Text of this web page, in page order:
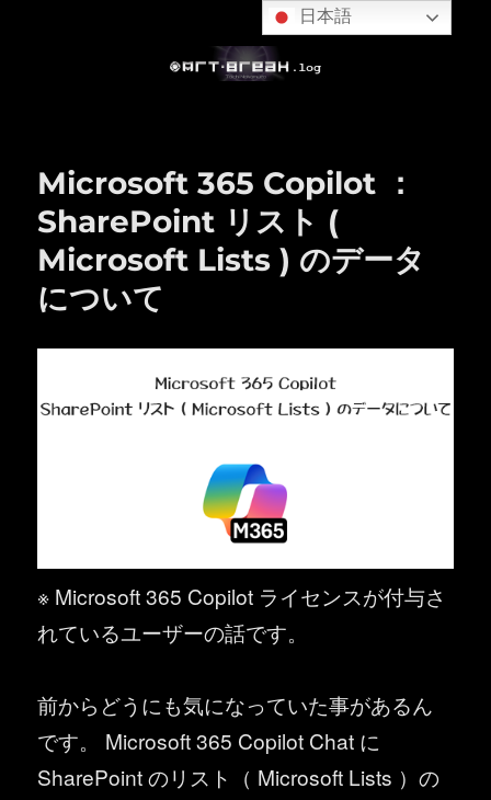
Microsoft 365 Copilot ：
SharePoint リスト (
Microsoft Lists ) のデータ
について
※ Microsoft 365 Copilot ライセンスが付与さ
れているユーザーの話です。
前からどうにも気になっていた事があるん
です。 Microsoft 365 Copilot Chat に
SharePoint のリスト（ Microsoft Lists ）の
日本語